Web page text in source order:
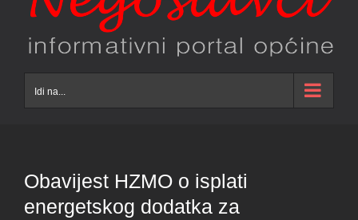
Idi na...
Obavijest HZMO o isplati
energetskog dodatka za